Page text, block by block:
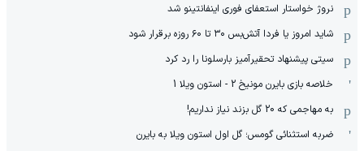
نروژ خواستار استعفای فوری اینفانتینو شد
شاید امروز یا فردا آتش‌بس ۳۰ تا ۶۰ روزه برقرار شود
سیتی پیشنهاد تحقیرآمیز بارسلونا را رد کرد
خلاصه بازی بایرن مونیخ 2 - استون ویلا 1
به مهاجمی که 20 گل بزند نیاز نداریم!
ضربه استثنائی گومس؛ گل اول استون ویلا به بایرن